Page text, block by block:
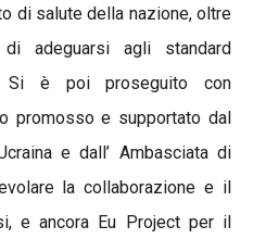
di salute della nazione, oltre
adeguarsi agli standard
Si è poi proseguito con
promosso e supportato dal
e dall’ Ambasciata di
la collaborazione e il
e ancora Eu Project per il